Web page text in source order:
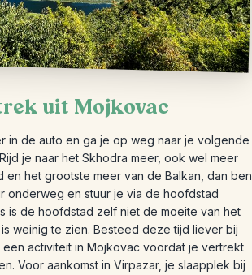
uit Mojkovac
in de auto en ga je op weg naar je volgende
je naar het Skhodra meer, ook wel meer
en het grootste meer van de Balkan, dan ben
onderweg en stuur je via de hoofdstad
is de hoofdstad zelf niet de moeite van het
weinig te zien. Besteed deze tijd liever bij
activiteit in Mojkovac voordat je vertrekt
Voor aankomst in Virpazar, je slaapplek bij